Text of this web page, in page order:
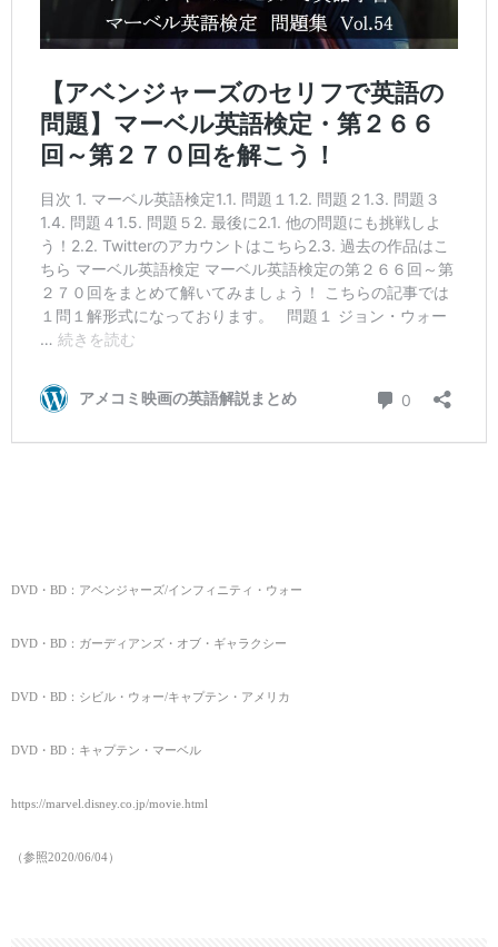
DVD・BD：アベンジャーズ/インフィニティ・ウォー
DVD・BD：ガーディアンズ・オブ・ギャラクシー
DVD・BD：シビル・ウォー/キャプテン・アメリカ
DVD・BD：キャプテン・マーベル
https://marvel.disney.co.jp/movie.html
（参照2020/06/04）